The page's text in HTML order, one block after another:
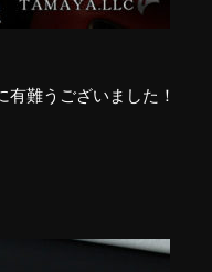
難うございました！